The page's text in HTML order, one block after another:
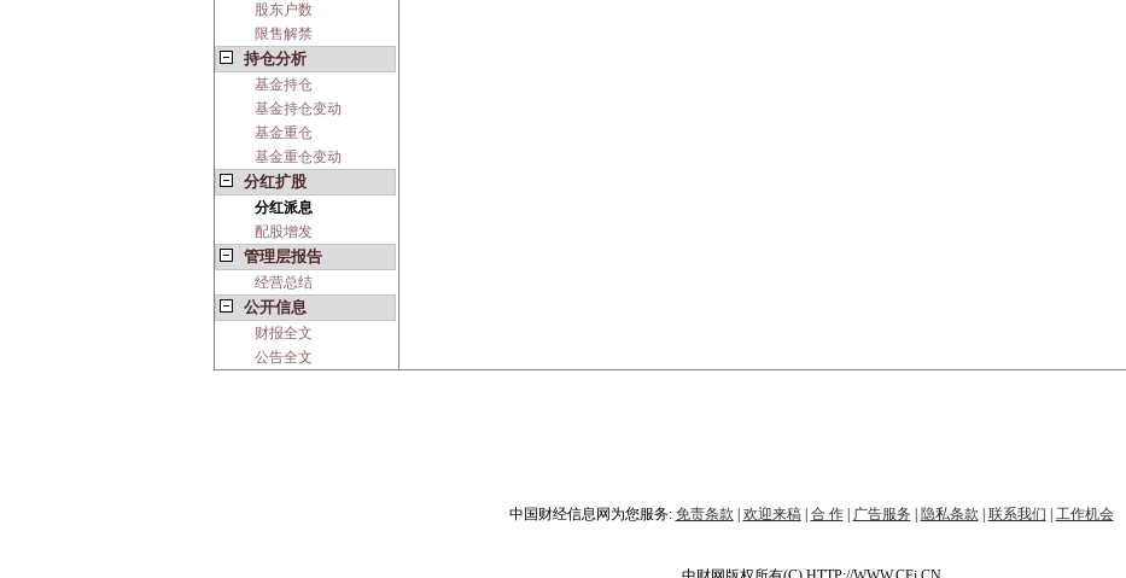
股东户数
限售解禁
持仓分析
基金持仓
基金持仓变动
基金重仓
基金重仓变动
分红扩股
分红派息
配股增发
管理层报告
经营总结
公开信息
财报全文
公告全文
中国财经信息网为您服务: 免责条款 欢迎来稿| 合 作| 广告服务 隐私条款 联系我们 工作机会